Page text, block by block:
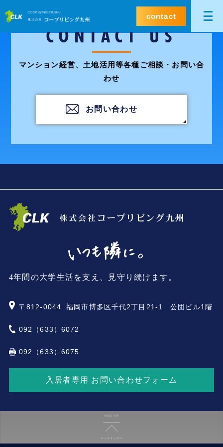
contact
CONTACT US
マンション経営、土地活用等各種ご相談・お問い合
わせ
お問い合わせ
4年間の大学生活を支え、見守り続けます。
〒812-0044 福岡市博多区千代2丁目21-1 公団ビル1階
092（633）6072
092（633）6075
入居者専用 お問い合わせフォーム